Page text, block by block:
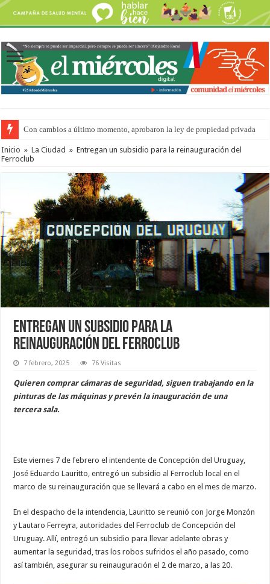
Con cambios a último momento, aprobaron la ley de propiedad privada
Inicio » La Ciudad » Entregan un subsidio para la reinauguración del
Ferroclub
Entregan un subsidio para la
reinauguración del Ferroclub
7 febrero, 2025 76 Visitas
Quieren comprar cámaras de seguridad, siguen trabajando en la
pinturas de las máquinas y prevén la inauguración de una
tercera sala.
Este viernes 7 de febrero el intendente de Concepción del Uruguay,
José Eduardo Lauritto, entregó un subsidio al Ferroclub local en el
marco de su reinauguración que se llevará a cabo en el mes de marzo.
En el despacho de la intendencia, Lauritto se reunió con Jorge Monzón
y Lautaro Ferreyra, autoridades del Ferroclub de Concepción del
Uruguay. Allí, entregó un subsidio para llevar adelante obras y
aumentar la seguridad, tras los robos sufridos el año pasado, como
así también, asegurar su reinauguración el 2 de marzo, a las 20.